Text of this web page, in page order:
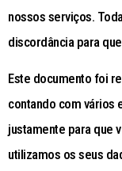
nossos serviços.
discordância para
Este documento foi
contando com vários
justamente para que
utilizamos os seus